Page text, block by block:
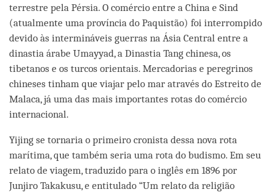
terrestre pela Pérsia. O comércio entre a China e Sind
(atualmente uma província do Paquistão) foi interrompido
devido às intermináveis guerras na Ásia Central entre a
dinastia árabe Umayyad, a Dinastia Tang chinesa, os
tibetanos e os turcos orientais. Mercadorias e peregrinos
chineses tinham que viajar pelo mar através do Estreito de
Malaca, já uma das mais importantes rotas do comércio
internacional.
Yijing se tornaria o primeiro cronista dessa nova rota
marítima, que também seria uma rota do budismo. Em seu
relato de viagem, traduzido para o inglês em 1896 por
Junjiro Takakusu, e entitulado “Um relato da religião